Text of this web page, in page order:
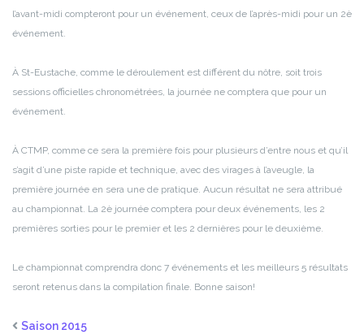
l’avant-midi compteront pour un événement, ceux de l’après-midi pour un 2è
événement.
À St-Eustache, comme le déroulement est différent du nôtre, soit trois
sessions officielles chronométrées, la journée ne comptera que pour un
événement.
À CTMP, comme ce sera la première fois pour plusieurs d’entre nous et qu’il
s’agit d’une piste rapide et technique, avec des virages à l’aveugle, la
première journée en sera une de pratique. Aucun résultat ne sera attribué
au championnat. La 2è journée comptera pour deux événements, les 2
premières sorties pour le premier et les 2 dernières pour le deuxième.
Le championnat comprendra donc 7 événements et les meilleurs 5 résultats
seront retenus dans la compilation finale. Bonne saison!
Saison 2015